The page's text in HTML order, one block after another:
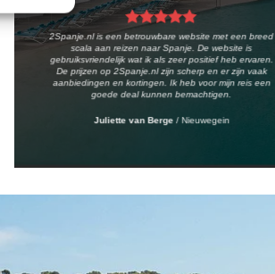
2Spanje.nl is een betrouwbare website met een breed
scala aan reizen naar Spanje. De website is
gebruiksvriendelijk wat ik als zeer positief heb ervaren.
De prijzen op 2Spanje.nl zijn scherp en er zijn vaak
aanbiedingen en kortingen. Ik heb voor mijn reis een
goede deal kunnen bemachtigen.
Juliette van Berge /Nieuwegein